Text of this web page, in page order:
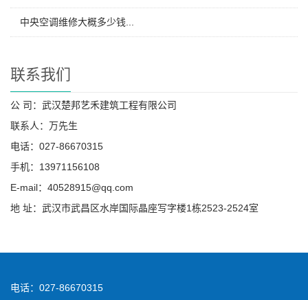
中央空调维修大概多少钱...
联系我们
公 司：武汉楚邦艺禾建筑工程有限公司
联系人：万先生
电话：027-86670315
手机：13971156108
E-mail：40528915@qq.com
地 址：武汉市武昌区水岸国际晶座写字楼1栋2523-2524室
电话：027-86670315